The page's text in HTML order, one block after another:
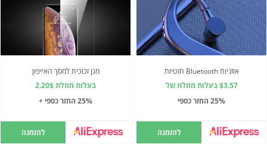
אוזניות Bluetooth חוטיות
$3.57 בעלות מוזלת של
25% החזר כספי
להזמנה
מגן זכוכית למסך האייפון
בעלות מוזלת 2.20$
25% החזר כספי +
להזמנה